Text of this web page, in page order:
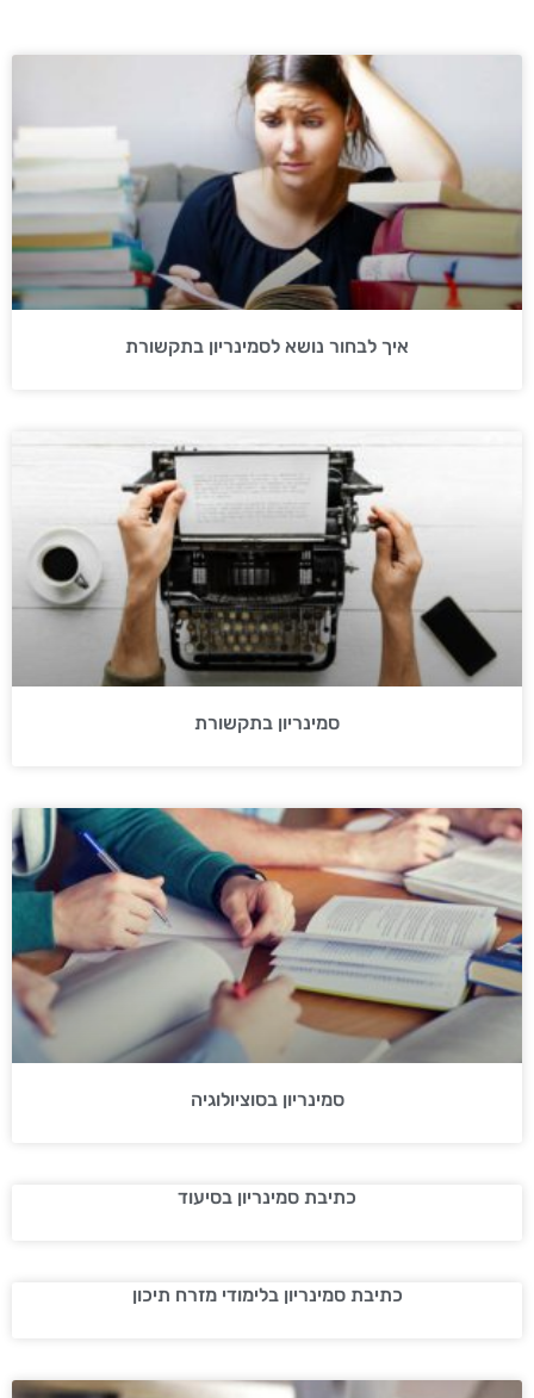
איך לבחור נושא לסמינריון בתקשורת
סמינריון בתקשורת
סמינריון בסוציולוגיה
כתיבת סמינריון בסיעוד
כתיבת סמינריון בלימודי מזרח תיכון
עמוד עמוד עמוד